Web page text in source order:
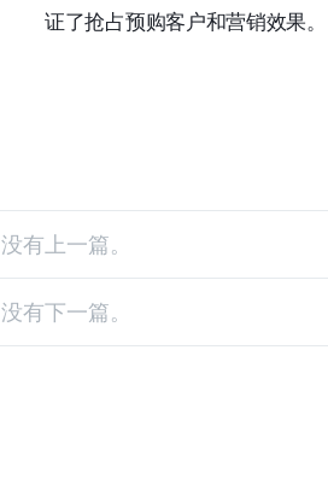
证了抢占预购客户和营销效果。
没有上一篇。
没有下一篇。